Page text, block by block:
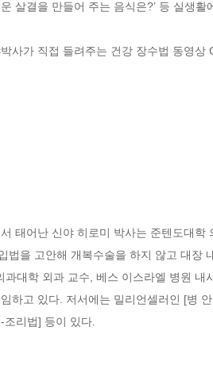
운 살결을 만들어 주는 음식은?’ 등 실생
사가 직접 들려주는 건강 장수법 동영상
태어난 신야 히로미 박사는 준텐도대
법을 고안해 개복수술을 하지 않고 대장
과대학 외과 교수, 베스 이스라엘 병원
하고 있다. 저서에는 밀리언셀러인 [병
리법] 등이 있다.